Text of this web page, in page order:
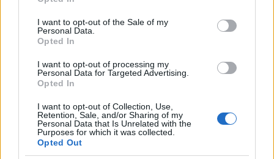
use your data for below specified purposes in below Google
consent section.
I want to opt-out of the Sale of my
Personal Data.
Opted In
I want to opt-out of processing my
Personal Data for Targeted Advertising.
Opted In
I want to opt-out of Collection, Use,
Retention, Sale, and/or Sharing of my
Personal Data that Is Unrelated with the
Purposes for which it was collected.
Opted Out
Hagyóval plakátolják-e ki az
országot még 2018-ban is?
•2016. december 22.
2016 eseménydús év volt az immáron hét éve tartó
BKV-ügyben. Megszületett az elsőfokú ítélet. A
bíróság előtt is bebizonyosodott, hogy a soha sem
létezett a legendás, pénzzel tömött nokiás doboz.